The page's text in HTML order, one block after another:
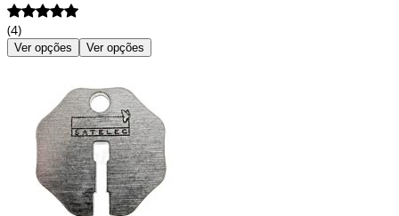
(4)
Ver opções Ver opções